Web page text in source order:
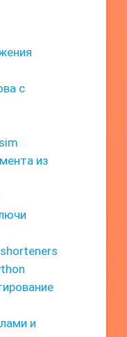
с
из
и